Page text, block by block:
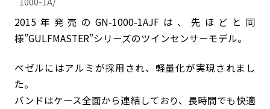
2015年発売のGN-1000-1AJFは、先ほどと同
様”GULFMASTER”シリーズのツインセンサーモデル。
ベゼルにはアルミが採用され、軽量化が実現されまし
た。
バンドはケース全面から連結しており、長時間でも快適